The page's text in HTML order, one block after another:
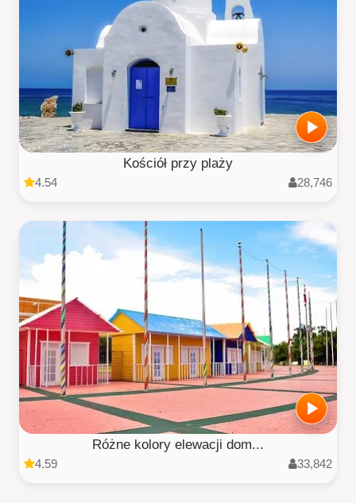
Kościół przy plaży
4.54 28,746
Różne kolory elewacji dom...
4.59 33,842